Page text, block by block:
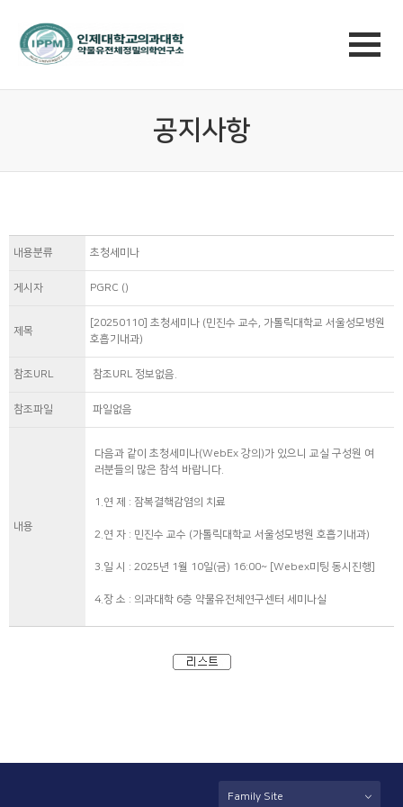
공지사항
내용분류 초청세미나
게시자 PGRC ()
제목
[20250110] 초청세미나 (민진수 교수, 가톨릭대학교 서울성모병원
호흡기내과)
참조URL 참조URL 정보없음.
참조파일 파일없음
내용
다음과 같이 초청세미나(WebEx 강의)가 있으니 교실 구성원 여
러분들의 많은 참석 바랍니다.
1.연 제 : 잠복결핵감염의 치료
2.연 자 : 민진수 교수 (가톨릭대학교 서울성모병원 호흡기내과)
3.일 시 : 2025년 1월 10일(금) 16:00~ [Webex미팅 동시진행]
4.장 소 : 의과대학 6층 약물유전체연구센터 세미나실
Family Site